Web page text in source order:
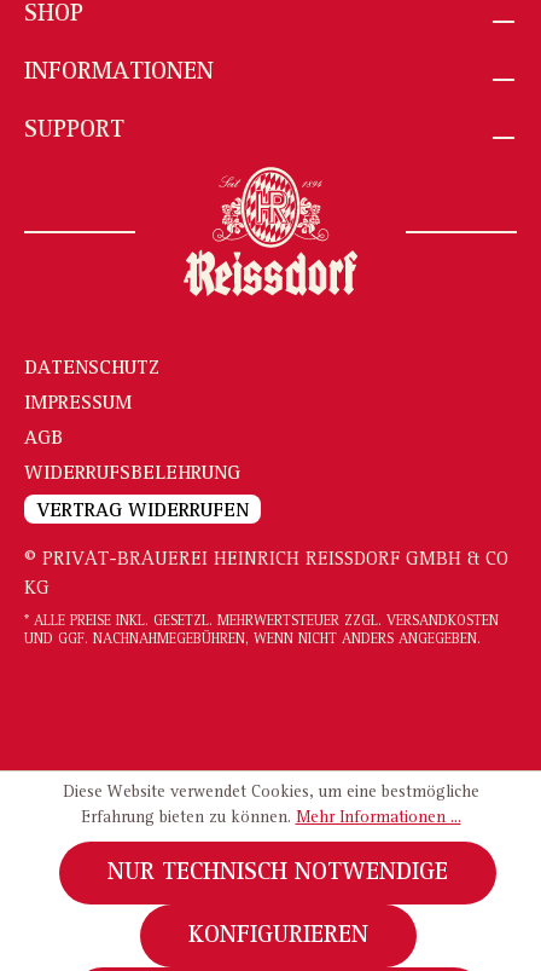
SHOP
INFORMATIONEN
SUPPORT
DATENSCHUTZ
IMPRESSUM
AGB
WIDERRUFSBELEHRUNG
VERTRAG WIDERRUFEN
© PRIVAT-BRAUEREI HEINRICH REISSDORF GMBH & CO
KG
* ALLE PREISE INKL. GESETZL. MEHRWERTSTEUER ZZGL. VERSANDKOSTEN
UND GGF. NACHNAHMEGEBÜHREN, WENN NICHT ANDERS ANGEGEBEN.
Diese Website verwendet Cookies, um eine bestmögliche
Erfahrung bieten zu können. Mehr Informationen ...
NUR TECHNISCH NOTWENDIGE
KONFIGURIEREN